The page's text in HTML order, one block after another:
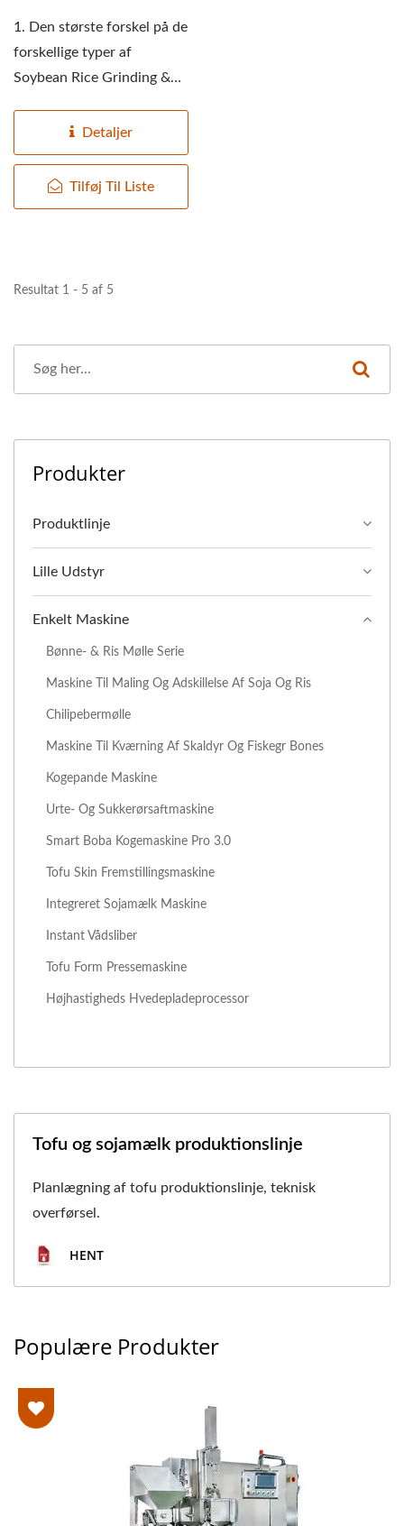
1. Den største forskel på de
forskellige typer af
Soybean Rice Grinding &
Detaljer
Tilføj Til Liste
Resultat 1 - 5 af 5
Produkter
Produktlinje
Lille Udstyr
Enkelt Maskine
Bønne- & Ris Mølle Serie
Maskine Til Maling Og Adskillelse Af Soja Og Ris
Chilipebermølle
Maskine Til Kværning Af Skaldyr Og Fiskegr Bones
Kogepande Maskine
Urte- Og Sukkerørsaftmaskine
Smart Boba Kogemaskine Pro 3.0
Tofu Skin Fremstillingsmaskine
Integreret Sojamælk Maskine
Instant Vådsliber
Tofu Form Pressemaskine
Højhastigheds Hvedepladeprocessor
Tofu og sojamælk produktionslinje
Planlægning af tofu produktionslinje, teknisk
overførsel.
HENT
Populære Produkter